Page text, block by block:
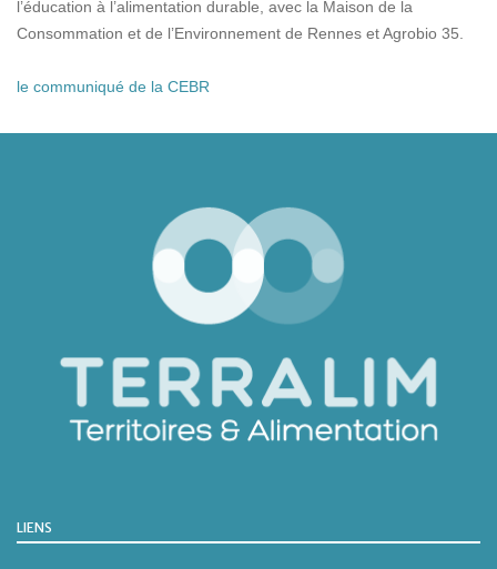
l’éducation à l’alimentation durable, avec la Maison de la
Consommation et de l’Environnement de Rennes et Agrobio 35.
le communiqué de la CEBR
LIENS